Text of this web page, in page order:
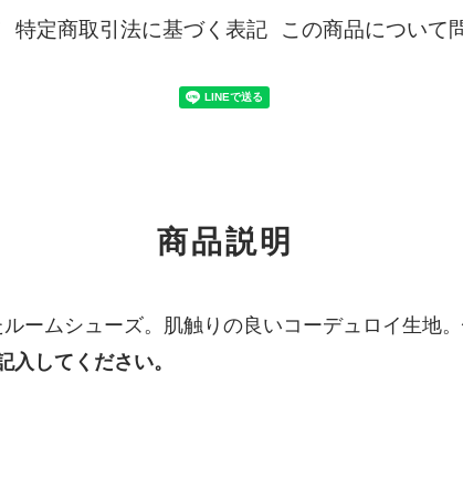
特定商取引法に基づく表記 この商品について
商品説明
ームシューズ。肌触りの良いコーデュロイ生地。
してください。